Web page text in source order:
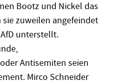
Bootz und Nickel das
zuweilen angefeindet
unterstellt.
Antisemiten seien
Mirco Schneider